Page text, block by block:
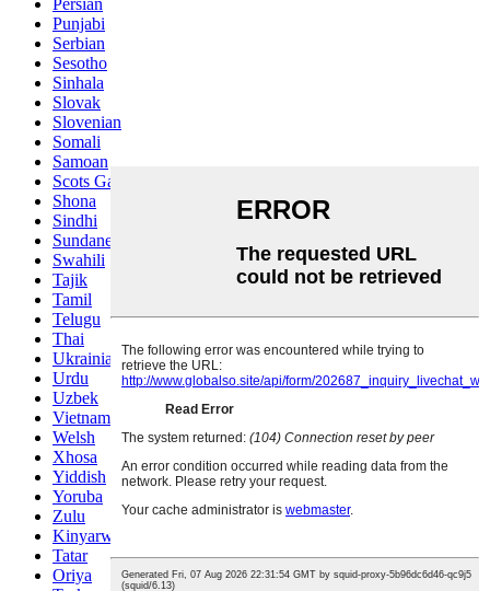
Punjabi
Serbian
Sesotho
Sinhala
Slovak
Slovenian
Somali
Samoan
Scots Gaelic
Shona
Sindhi
Sundanese
Swahili
Tajik
Tamil
Telugu
Thai
Ukrainian
Urdu
Uzbek
Vietnamese
Welsh
Xhosa
Yiddish
Yoruba
Zulu
Kinyarwanda
Tatar
Oriya